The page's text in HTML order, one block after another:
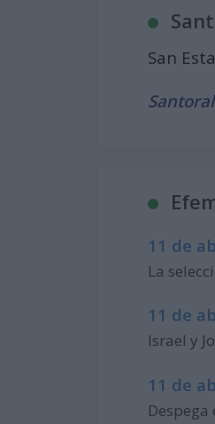
San
11 de
La
11 de
Israel y
11 de